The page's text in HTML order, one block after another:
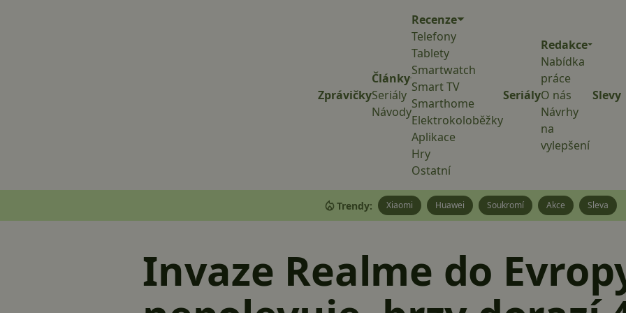
Zprávičky
Články
Seriály
Návody
Recenze
Telefony
Tablety
Smartwatch
Smart TV
Smarthome
Elektrokoloběžky
Aplikace
Hry
Ostatní
Seriály
Redakce
Nabídka
práce
O nás
Návrhy
na
vylepšení
Slevy
Trendy: Xiaomi Huawei Soukromí Akce Sleva
Invaze Realme do